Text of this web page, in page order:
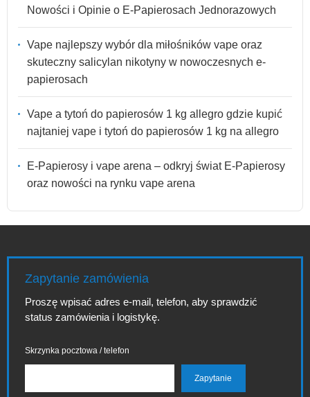
Nowości i Opinie o E-Papierosach Jednorazowych
Vape najlepszy wybór dla miłośników vape oraz
skuteczny salicylan nikotyny w nowoczesnych e-
papierosach
Vape a tytoń do papierosów 1 kg allegro gdzie kupić
najtaniej vape i tytoń do papierosów 1 kg na allegro
E-Papierosy i vape arena – odkryj świat E-Papierosy
oraz nowości na rynku vape arena
Zapytanie zamówienia
Proszę wpisać adres e-mail, telefon, aby sprawdzić
status zamówienia i logistykę.
Skrzynka pocztowa / telefon